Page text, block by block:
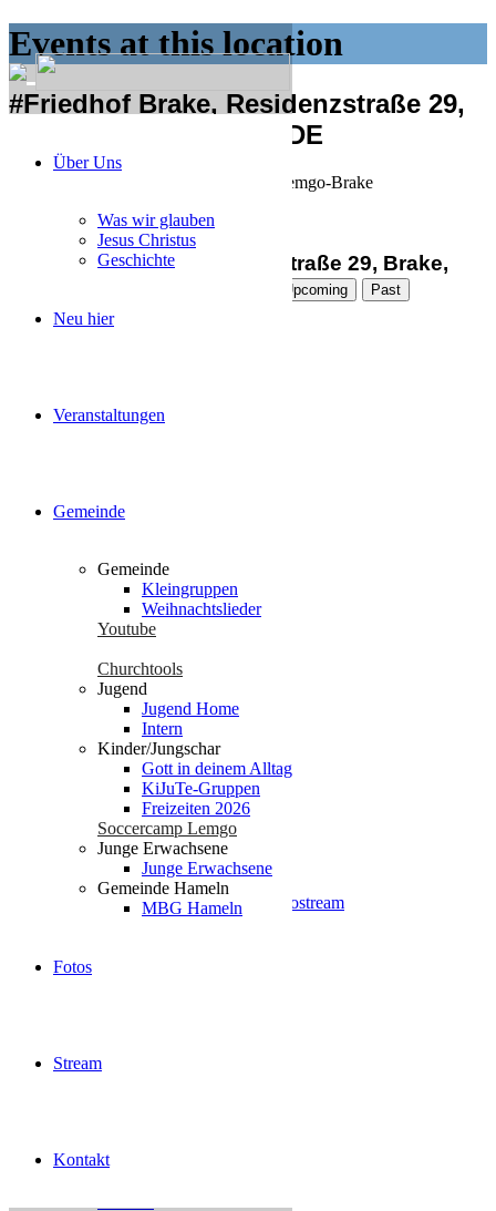
Über Uns
Was wir glauben
Jesus Christus
Geschichte
Neu hier
Veranstaltungen
Gemeinde
Gemeinde
Kleingruppen
Weihnachtslieder
Youtube
Churchtools
Jugend
Jugend Home
Intern
Kinder/Jungschar
Gott in deinem Alltag
KiJuTe-Gruppen
Freizeiten 2026
Soccercamp Lemgo
Junge Erwachsene
Junge Erwachsene
Gemeinde Hameln
MBG Hameln
Fotos
Stream
Kontakt
Events at this location
#Friedhof Brake, Residenzstraße 29,
Brake, 32657, Lemgo, DE
Friedhof Brake, Residenzstraße 29, Lemgo-Brake
#Friedhof Brake, Residenzstraße 29, Brake,
Upcoming Past
Seiten
Datenschutz
Die Gute Nachricht
Events
Fotos
Freizeiten 2025
Freizeiten 2026
Geschichte
glossary
Gott in deinem Alltag
Gottesdienst | Radio- / Videostream
Gottesdienste miterleben
Kinderfest 2026